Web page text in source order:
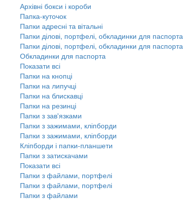
Архівні бокси і короби
Папка-куточок
Папки адресні та вітальні
Папки ділові, портфелі, обкладинки для паспорта
Папки ділові, портфелі, обкладинки для паспорта
Обкладинки для паспорта
Показати всі
Папки на кнопці
Папки на липучці
Папки на блискавці
Папки на резинці
Папки з зав'язками
Папки з зажимами, кліпборди
Папки з зажимами, кліпборди
Кліпборди і папки-планшети
Папки з затискачами
Показати всі
Папки з файлами, портфелі
Папки з файлами, портфелі
Папки з файлами